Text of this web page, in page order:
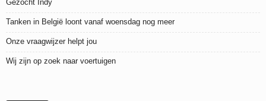
Gezocht Indy
Tanken in België loont vanaf woensdag nog meer
Onze vraagwijzer helpt jou
Wij zijn op zoek naar voertuigen